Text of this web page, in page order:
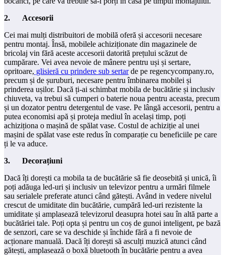
2.
Accesorii
Cei mai mulți distribuitori de mobilă oferă și accesorii necesare
pentru montaj. Însă, mobilele achiziționate din magazinele de
bricolaj vin fără aceste accesorii datorită prețului scăzut de
cumpărare. Vei avea nevoie de mânere pentru uși și sertare,
opritoare, glisieră cu prindere sub sertarde pe regencycompany.ro,
precum și de șuruburi, necesare pentru îmbinarea mobilei și
prinderea ușilor. Dacă ți-ai schimbat mobila de bucătărie și inclusiv
chiuveta, va trebui să cumperi o baterie noua pentru aceasta, precum
și un dozator pentru detergentul de vase. Pe lângă accesorii, pentru a
putea economisi apă și proteja mediul în același timp, poți
achiziționa o mașină de spălat vase. Costul de achiziție al unei
mașini de spălat vase este redus în comparație cu beneficiile pe care
ți le va aduce.
3.
Decorațiuni
Dacă îți dorești ca mobila ta de bucătărie să fie deosebită și unică, îi
poți adăuga led-uri și inclusiv un televizor pentru a urmări filmele
sau serialele preferate atunci când gătești. Având in vedere nivelul
crescut de umiditate din bucătărie, cumpără led-uri rezistente la
umiditate și amplasează televizorul deasupra hotei sau în altă parte a
bucătăriei tale. Poți opta și pentru un coș de gunoi inteligent, pe bază
de senzori, care se va deschide și închide fără a fi nevoie de
acționare manuală. Dacă îți dorești să asculți muzică atunci când
gătești, amplasează o boxă bluetooth în bucătărie pentru a avea